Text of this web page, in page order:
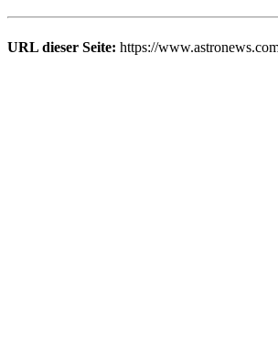
URL dieser Seite: https://